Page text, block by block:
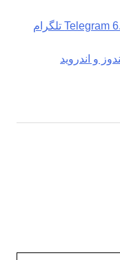
برنامه Telegram 6.3.0 + Plus + Mobogram تلگرام